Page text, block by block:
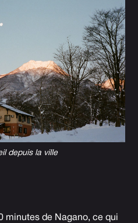
depuis la ville
minutes de Nagano, ce qui